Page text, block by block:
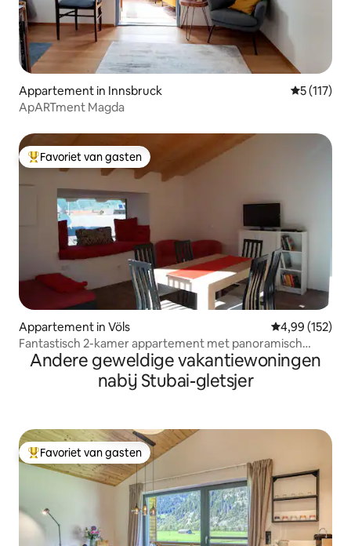
Appartement in Innsbruck
5 (117)
ApARTment Magda
Topfavoriet van gasten
Favoriet van gasten
Appartement in Völs Gemiddelde
4,99 (152)
Fantastisch 2-kamer appartement met panoramisch
uitzicht
Andere geweldige vakantiewoningen
nabij Stubai-gletsjer
Topfavoriet van gasten
Favoriet van gasten